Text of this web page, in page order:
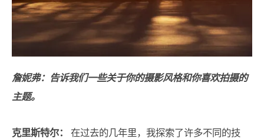
詹妮弗：告诉我们一些关于你的摄影风格和你喜欢拍摄的
主题。
克里斯特尔： 在过去的几年里，我探索了许多不同的技